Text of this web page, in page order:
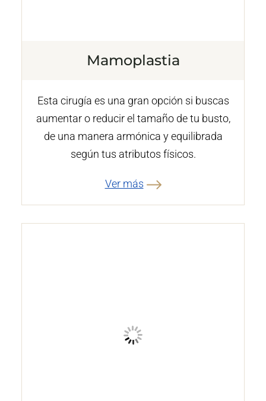
Mamoplastia
Esta cirugía es una gran opción si buscas
aumentar o reducir el tamaño de tu busto,
de una manera armónica y equilibrada
según tus atributos físicos.
Ver más